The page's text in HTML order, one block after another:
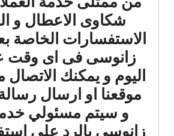
شكاوى الاعطال و
الاستفسارات الخاصة
زانوسى فى اى وقت
اليوم و يمكنك
موقعنا او ارسال رسالة
و سيتم مسئولي
زانوسى بالرد على